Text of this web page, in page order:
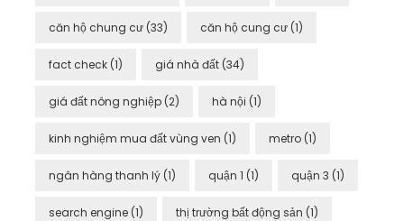
căn hộ chung cư (33) căn hộ cung cư (1)
fact check (1) giá nhà đất (34)
giá đất nông nghiệp (2) hà nội (1)
kinh nghiệm mua đất vùng ven (1) metro (1)
ngân hàng thanh lý (1) quận 1 (1) quận 3 (1)
search engine (1) thị trường bất động sản (1)